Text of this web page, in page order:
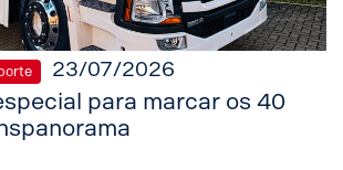
23/07/2026
para marcar os 40